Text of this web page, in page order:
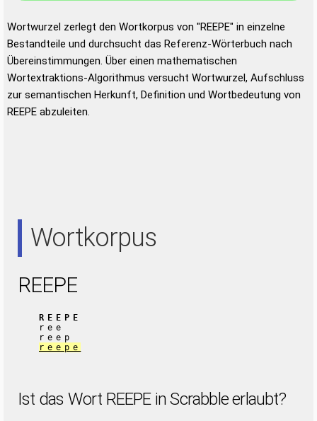
Wortwurzel zerlegt den Wortkorpus von "REEPE" in einzelne
Bestandteile und durchsucht das Referenz-Wörterbuch nach
Übereinstimmungen. Über einen mathematischen
Wortextraktions-Algorithmus versucht Wortwurzel, Aufschluss
zur semantischen Herkunft, Definition und Wortbedeutung von
REEPE abzuleiten.
Wortkorpus
REEPE
REEPE
ree
reep
reepe
Ist das Wort REEPE in Scrabble erlaubt?